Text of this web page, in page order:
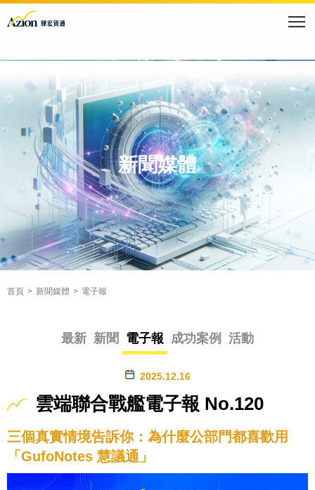
新聞媒體
首頁 新聞媒體 電子報
最新 新聞 電子報 成功案例 活動
2025.12.16
雲端聯合戰艦電子報 No.120
三個真實情境告訴你：為什麼公部門都喜歡用
「GufoNotes 慧議通」